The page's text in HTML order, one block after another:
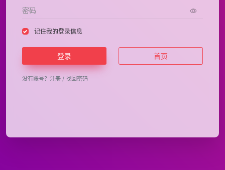
记住我的登录信息
登录 首页
没有账号？ 注册 / 找回密码